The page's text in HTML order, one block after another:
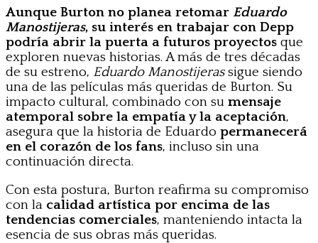
Aunque Burton no planea retomar Eduardo
Manostijeras, su interés en trabajar con Depp
podría abrir la puerta a futuros proyectos que
exploren nuevas historias. A más de tres décadas
de su estreno, Eduardo Manostijerassigue siendo
una de las películas más queridas de Burton. Su
impacto cultural, combinado con su mensaje
atemporal sobre la empatía y la aceptación,
asegura que la historia de Eduardo permanecerá
en el corazón de los fans, incluso sin una
continuación directa.
Con esta postura, Burton reafirma su compromiso
con la calidad artística por encima de las
tendencias comerciales, manteniendo intacta la
esencia de sus obras más queridas.